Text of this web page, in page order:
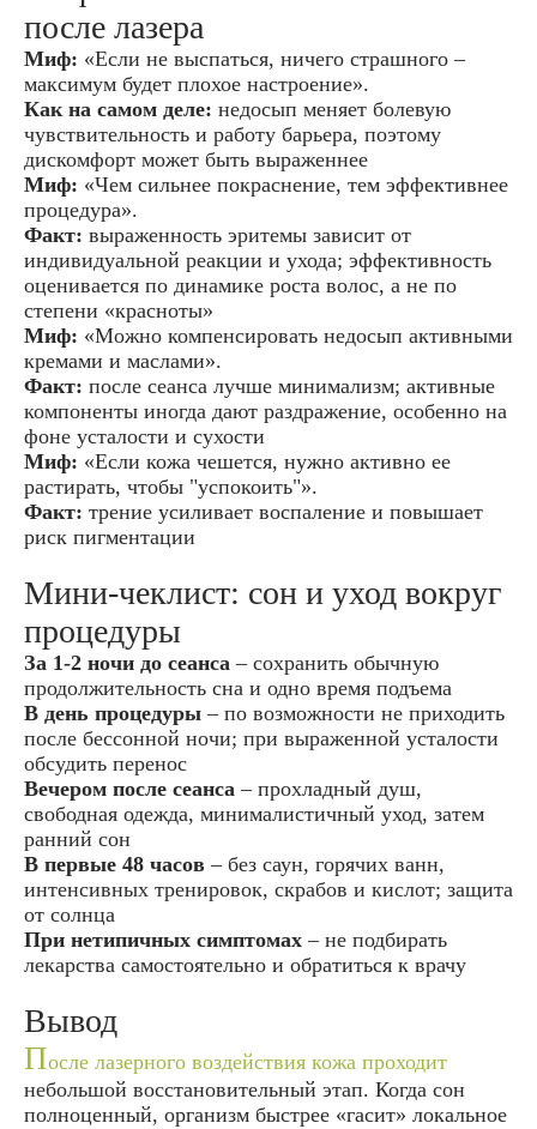
после лазера
Миф: «Если не выспаться, ничего страшного –
максимум будет плохое настроение».
Как на самом деле: недосып меняет болевую
чувствительность и работу барьера, поэтому
дискомфорт может быть выраженнее
Миф: «Чем сильнее покраснение, тем эффективнее
процедура».
Факт: выраженность эритемы зависит от
индивидуальной реакции и ухода; эффективность
оценивается по динамике роста волос, а не по
степени «красноты»
Миф: «Можно компенсировать недосып активными
кремами и маслами».
Факт: после сеанса лучше минимализм; активные
компоненты иногда дают раздражение, особенно на
фоне усталости и сухости
Миф: «Если кожа чешется, нужно активно ее
растирать, чтобы "успокоить"».
Факт: трение усиливает воспаление и повышает
риск пигментации
Мини-чеклист: сон и уход вокруг
процедуры
За 1-2 ночи до сеанса – сохранить обычную
продолжительность сна и одно время подъема
В день процедуры – по возможности не приходить
после бессонной ночи; при выраженной усталости
обсудить перенос
Вечером после сеанса – прохладный душ,
свободная одежда, минималистичный уход, затем
ранний сон
В первые 48 часов – без саун, горячих ванн,
интенсивных тренировок, скрабов и кислот; защита
от солнца
При нетипичных симптомах – не подбирать
лекарства самостоятельно и обратиться к врачу
Вывод
После лазерного воздействия кожа проходит
небольшой восстановительный этап. Когда сон
полноценный, организм быстрее «гасит» локальное